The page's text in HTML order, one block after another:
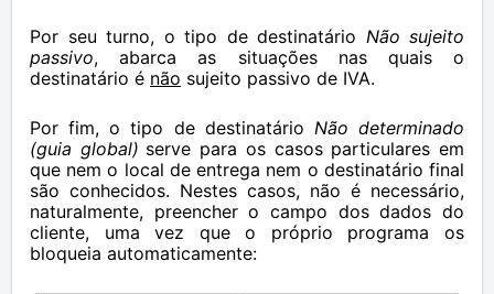
Por seu turno, o tipo de destinatário Não sujeito
passivo, abarca as situações nas quais o
destinatário é não sujeito passivo de IVA.
Por fim, o tipo de destinatário Não determinado
(guia global) serve para os casos particulares em
que nem o local de entrega nem o destinatário final
são conhecidos. Nestes casos, não é necessário,
naturalmente, preencher o campo dos dados do
cliente, uma vez que o próprio programa os
bloqueia automaticamente: